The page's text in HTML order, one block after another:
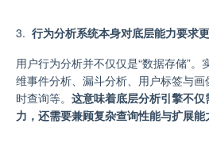
3. 行为分析系统本身对底层能力要求
用户行为分析并不仅仅是“数据存储”
维事件分析
漏斗分析 用户标签与画
时查询等。 这意味着底层分析引擎不
力，还需要兼顾复杂查询性能与扩展能